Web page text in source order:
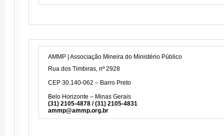
AMMP | Associação Mineira do Ministério Público
Rua dos Timbiras, nº 2928
CEP 30.140-062 – Barro Preto
Belo Horizonte – Minas Gerais
(31) 2105-4878 / (31) 2105-4831
ammp@ammp.org.br